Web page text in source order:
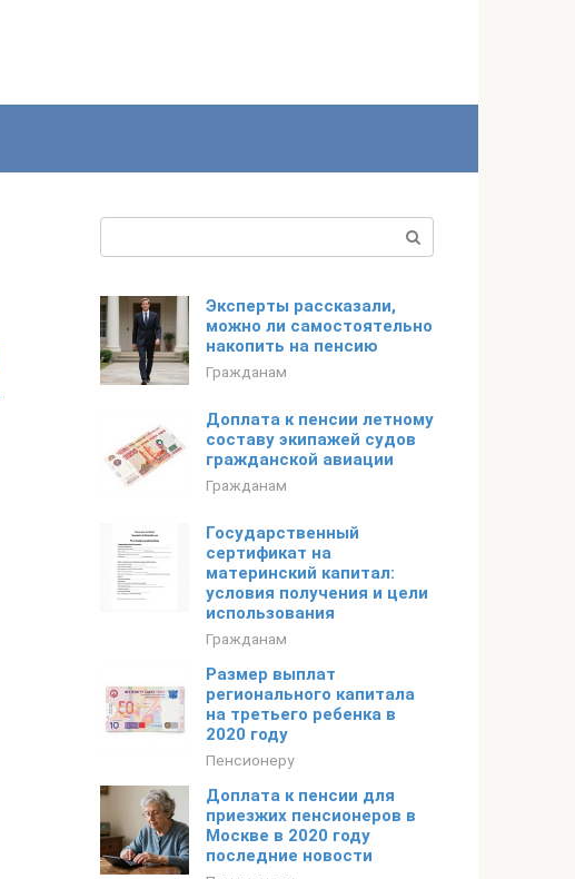
Эксперты рассказали,
можно ли самостоятельно
накопить на пенсию
Гражданам
Доплата к пенсии летному
составу экипажей судов
гражданской авиации
Гражданам
Государственный
сертификат на
материнский капитал:
условия получения и цели
использования
Гражданам
Размер выплат
регионального капитала
на третьего ребенка в
2020 году
Пенсионеру
Доплата к пенсии для
приезжих пенсионеров в
Москве в 2020 году
последние новости